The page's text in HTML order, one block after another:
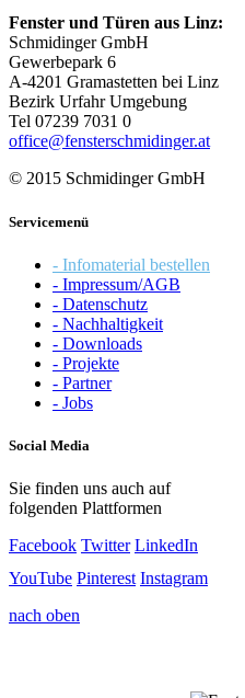
Fenster und Türen aus Linz:
Schmidinger GmbH
Gewerbepark 6
A-4201 Gramastetten bei Linz
Bezirk Urfahr Umgebung
Tel 07239 7031 0
office@fensterschmidinger.at
© 2015 Schmidinger GmbH
Servicemenü
- Infomaterial bestellen
- Impressum/AGB
- Datenschutz
- Nachhaltigkeit
- Downloads
- Projekte
- Partner
- Jobs
Social Media
Sie finden uns auch auf
folgenden Plattformen
Facebook Twitter LinkedIn
YouTube Pinterest Instagram
nach oben